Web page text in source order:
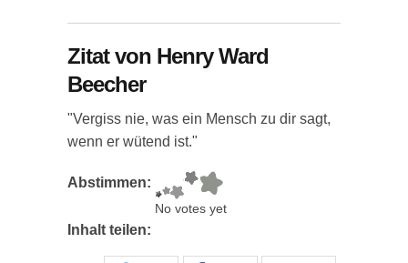
Zitat von Henry Ward
Beecher
"Vergiss nie, was ein Mensch zu dir sagt,
wenn er wütend ist."
Abstimmen:
No votes yet
Inhalt teilen: